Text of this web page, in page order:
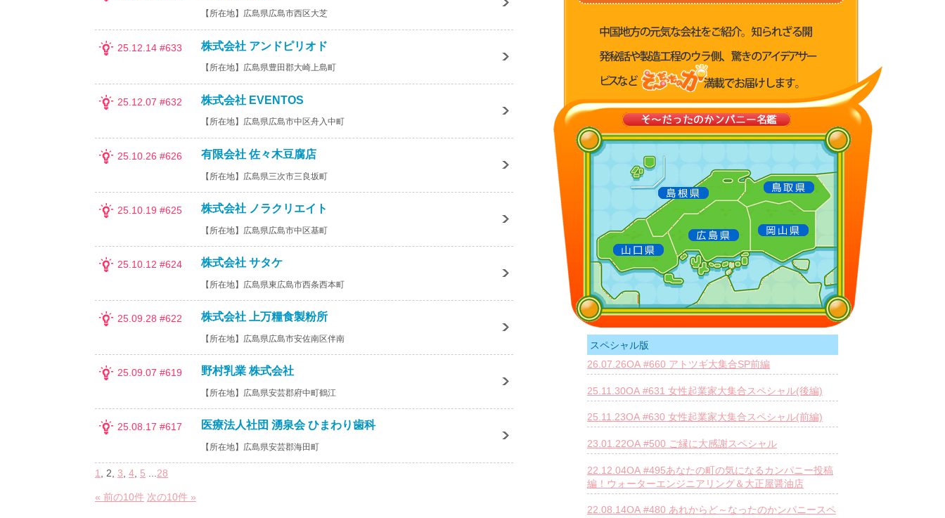
【所在地】広島県広島市西区大芝
25.12.14 #633 株式会社 アンドピリオド
【所在地】広島県豊田郡大崎上島町
25.12.07 #632 株式会社 EVENTOS
【所在地】広島県広島市中区舟入中町
25.10.26 #626 有限会社 佐々木豆腐店
【所在地】広島県三次市三良坂町
25.10.19 #625 株式会社 ノラクリエイト
【所在地】広島県広島市中区基町
25.10.12 #624 株式会社 サタケ
【所在地】広島県東広島市西条西本町
25.09.28 #622 株式会社 上万糧食製粉所
【所在地】広島県広島市安佐南区伴南
25.09.07 #619 野村乳業 株式会社
【所在地】広島県安芸郡府中町鶴江
25.08.17 #617 医療法人社団 湧泉会 ひまわり歯科
【所在地】広島県安芸郡海田町
1 , 2, 3 4 5 28
« 前の10件 次の10件 »
スペシャル版
26.07.26OA #660 アトツギ大集合SP前編
25.11.30OA #631 女性起業家大集合スペシャル(後編)
25.11.23OA #630 女性起業家大集合スペシャル(前編)
23.01.22OA #500 ご縁に大感謝スペシャル
22.12.04OA #495あなたの町の気になるカンパニー投稿
編！ウォーターエンジニアリング＆大正屋醤油店
22.08.14OA #480 あれからど～なったのかンパニースペ